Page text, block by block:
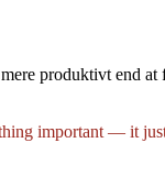
produktivt end at
important — it